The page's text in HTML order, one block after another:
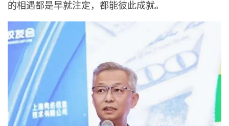
的相遇都是早就注定，都能彼此成就。